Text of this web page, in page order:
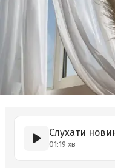
Слухати
01:19 хв